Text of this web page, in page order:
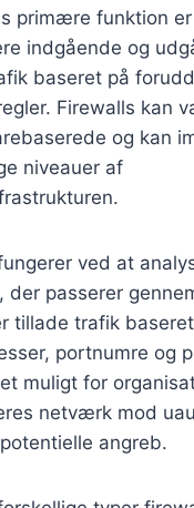
primære funktion
indgående og
baseret på
Firewalls kan
og kan
niveauer af
ved at
der passerer
tillade trafik
portnumre og
muligt for
netværk mod
angreb.